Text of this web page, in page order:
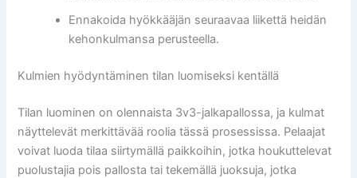
Ennakoida hyökkääjän seuraavaa liikettä heidän
kehonkulmansa perusteella.
Kulmien hyödyntäminen tilan luomiseksi kentällä
Tilan luominen on olennaista 3v3-jalkapallossa, ja kulmat
näyttelevät merkittävää roolia tässä prosessissa. Pelaajat
voivat luoda tilaa siirtymällä paikkoihin, jotka houkuttelevat
puolustajia pois pallosta tai tekemällä juoksuja, jotka